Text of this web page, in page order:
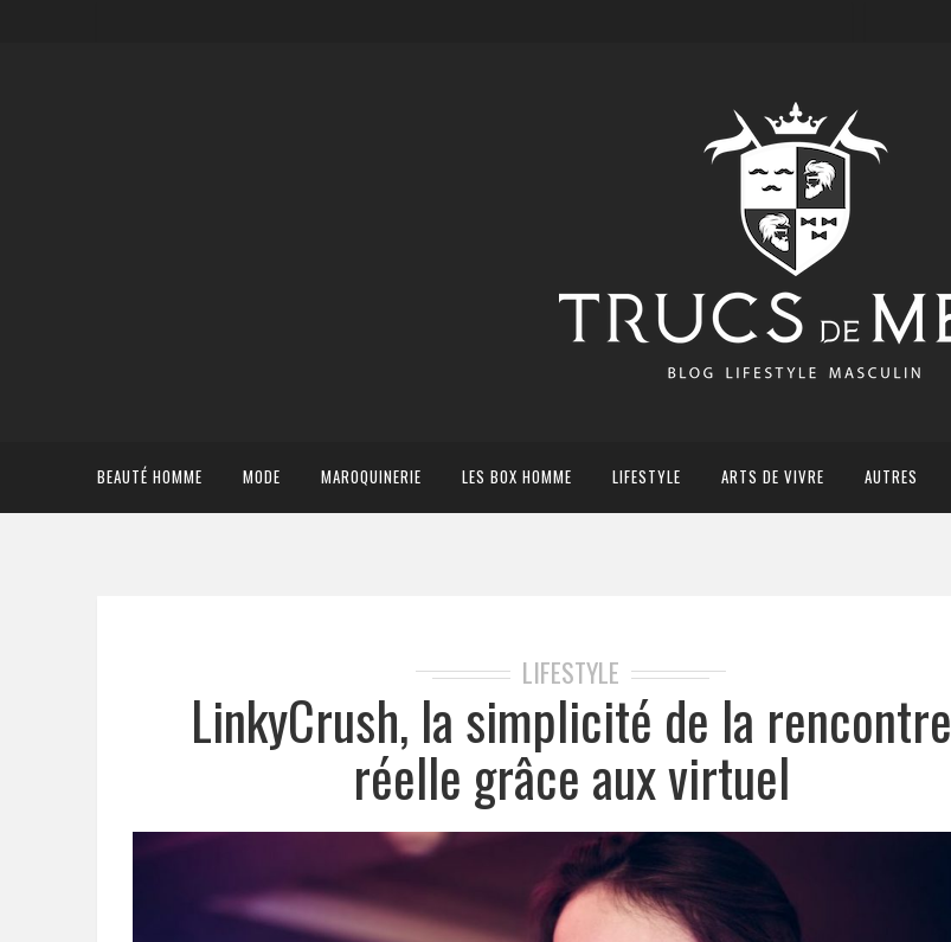
BEAUTÉ HOMME MODE MAROQUINERIE LES BOX HOMME LIFESTYLE ARTS DE VIVRE AUTRES
LIFESTYLE
LinkyCrush, la simplicité de la rencontre
réelle grâce aux virtuel